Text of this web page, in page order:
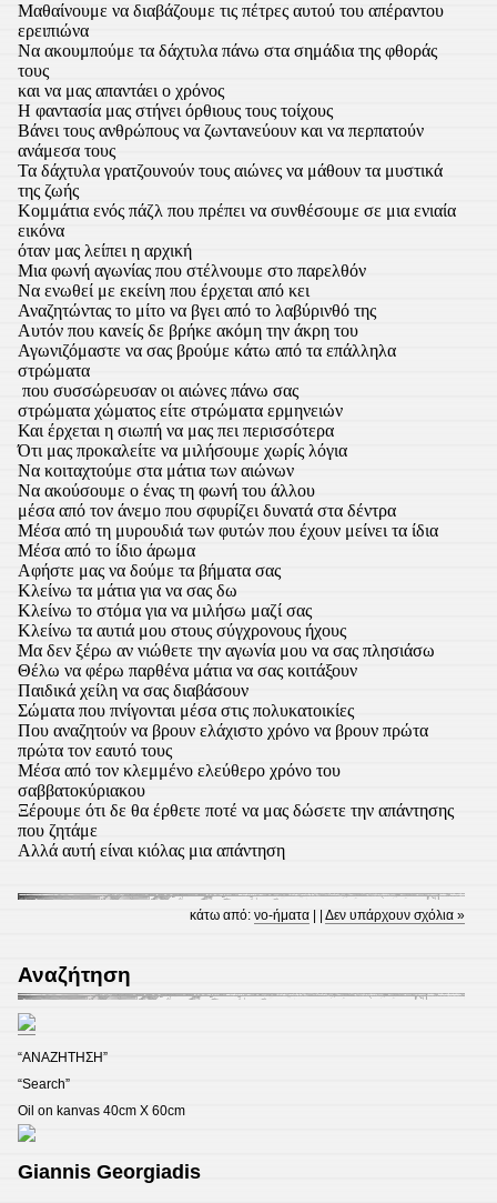
Μαθαίνουμε να διαβάζουμε τις πέτρες αυτού του απέραντου
ερειπιώνα
Να ακουμπούμε τα δάχτυλα πάνω στα σημάδια της φθοράς
τους
και να μας απαντάει ο χρόνος
Η φαντασία μας στήνει όρθιους τους τοίχους
Βάνει τους ανθρώπους να ζωντανεύουν και να περπατούν
ανάμεσα τους
Τα δάχτυλα γρατζουνούν τους αιώνες να μάθουν τα μυστικά
της ζωής
Κομμάτια ενός πάζλ που πρέπει να συνθέσουμε σε μια ενιαία
εικόνα
όταν μας λείπει η αρχική
Μια φωνή αγωνίας που στέλνουμε στο παρελθόν
Να ενωθεί με εκείνη που έρχεται από κει
Αναζητώντας το μίτο να βγει από το λαβύρινθό της
Αυτόν που κανείς δε βρήκε ακόμη την άκρη του
Αγωνιζόμαστε να σας βρούμε κάτω από τα επάλληλα
στρώματα
που συσσώρευσαν οι αιώνες πάνω σας
στρώματα χώματος είτε στρώματα ερμηνειών
Και έρχεται η σιωπή να μας πει περισσότερα
Ότι μας προκαλείτε να μιλήσουμε χωρίς λόγια
Να κοιταχτούμε στα μάτια των αιώνων
Να ακούσουμε ο ένας τη φωνή του άλλου
μέσα από τον άνεμο που σφυρίζει δυνατά στα δέντρα
Μέσα από τη μυρουδιά των φυτών που έχουν μείνει τα ίδια
Μέσα από το ίδιο άρωμα
Αφήστε μας να δούμε τα βήματα σας
Κλείνω τα μάτια για να σας δω
Κλείνω το στόμα για να μιλήσω μαζί σας
Κλείνω τα αυτιά μου στους σύγχρονους ήχους
Μα δεν ξέρω αν νιώθετε την αγωνία μου να σας πλησιάσω
Θέλω να φέρω παρθένα μάτια να σας κοιτάξουν
Παιδικά χείλη να σας διαβάσουν
Σώματα που πνίγονται μέσα στις πολυκατοικίες
Που αναζητούν να βρουν ελάχιστο χρόνο να βρουν πρώτα
πρώτα τον εαυτό τους
Μέσα από τον κλεμμένο ελεύθερο χρόνο του
σαββατοκύριακου
Ξέρουμε ότι δε θα έρθετε ποτέ να μας δώσετε την απάντησης
που ζητάμε
Αλλά αυτή είναι κιόλας μια απάντηση
κάτω από:νο-ήματα | |Δεν υπάρχουν σχόλια »
Αναζήτηση
“ΑΝΑΖΗΤΗΣΗ”
“Search”
Oil on kanvas 40cm X 60cm
Giannis Georgiadis